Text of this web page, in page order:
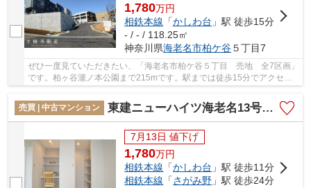
1,780万円
相鉄本線 「かしわ台 」駅 徒歩15分
- / - / 118.25㎡
神奈川県海老名市柏ケ谷５丁目7
ぜひ一度見ていただきたい、「海老名市柏ケ谷５丁目 売地 全7区画」
です。柏ヶ谷瀧ノ本公園まで215mです。駅までは徒歩15分でアクセス
売買 | 中古マンション
東建ニューハイツ海老名13号棟 4階3LDK リフォーム済み
7月13日 値下げ
1,780万円
相鉄本線 「かしわ台 」駅 徒歩11分
相鉄本線 「さがみ野 」駅 徒歩24分